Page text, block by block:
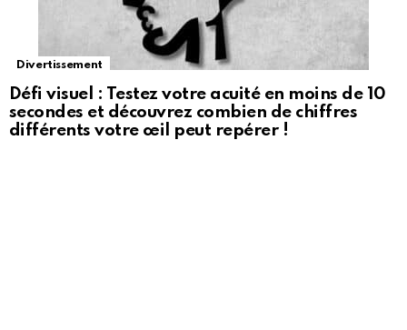
Divertissement
Défi visuel : Testez votre acuité en moins de 10
secondes et découvrez combien de chiffres
différents votre œil peut repérer !